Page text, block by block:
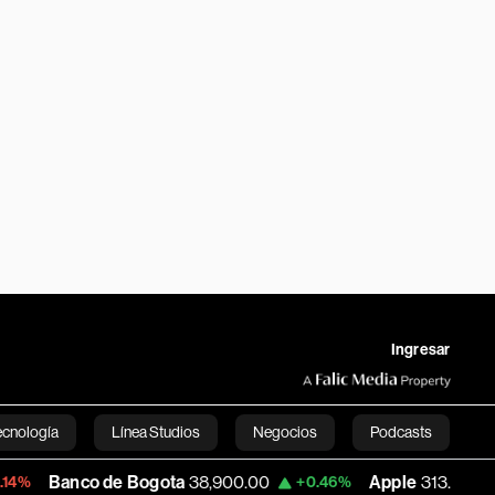
Ingresar
Línea Studios Negocios Podcasts
English
de Bogota 38,900.00 +0.46% Apple 313.305 +0.25%